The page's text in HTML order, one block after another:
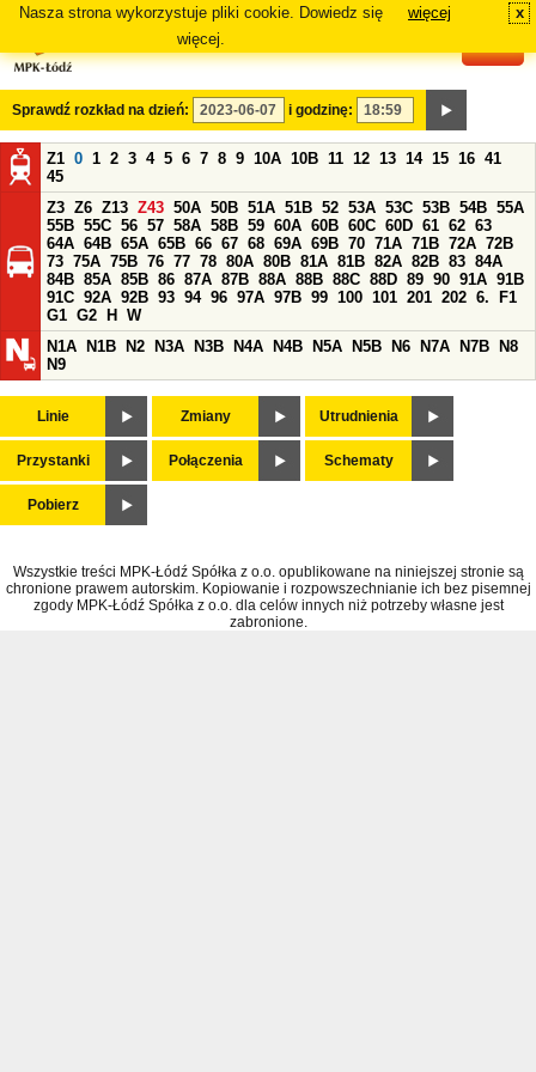
Nasza strona wykorzystuje pliki cookie. Dowiedz się
więcej.
więcej x
Sprawdź rozkład na dzień: i godzinę:
Z1 0 1 2 3 4 5 6 7 8 9 10A 10B 11 12 13 14 15 16 41
45
Z3 Z6 Z13 Z43 50A 50B 51A 51B 52 53A 53C 53B 54B 55A
55B 55C 56 57 58A 58B 59 60A 60B 60C 60D 61 62 63
64A 64B 65A 65B 66 67 68 69A 69B 70 71A 71B 72A 72B
73 75A 75B 76 77 78 80A 80B 81A 81B 82A 82B 83 84A
84B 85A 85B 86 87A 87B 88A 88B 88C 88D 89 90 91A 91B
91C 92A 92B 93 94 96 97A 97B 99 100 101 201 202 6.
F1
G1 G2 H
W
N1A
N1B N2 N3A N3B N4A N4B N5A N5B N6 N7A N7B
N8
N9
Linie Zmiany Utrudnienia
Przystanki Połączenia Schematy
Pobierz
Wszystkie treści MPK-Łódź Spółka z o.o. opublikowane na niniejszej stronie są
chronione prawem autorskim. Kopiowanie i rozpowszechnianie ich bez pisemnej
zgody MPK-Łódź Spółka z o.o. dla celów innych niż potrzeby własne jest
zabronione.